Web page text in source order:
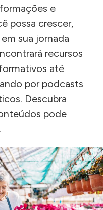
e
possa crescer,
sua jornada
recursos
até
por podcasts
Descubra
pode